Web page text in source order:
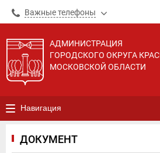
Важные телефоны
АДМИНИСТРАЦИЯ
ГОРОДСКОГО ОКРУГА
МОСКОВСКОЙ ОБЛАСТИ
Навигация
ДОКУМЕНТ